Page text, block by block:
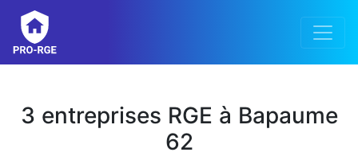
3 entreprises RGE à Bapaume
62